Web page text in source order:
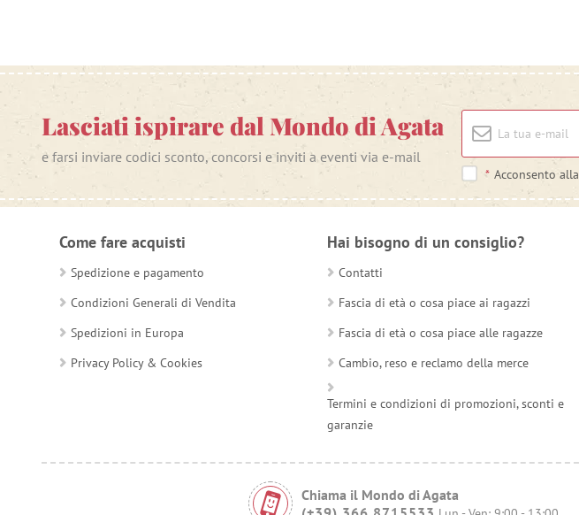
Lasciati ispirare dal Mondo di Agata
e farsi inviare codici sconto, concorsi e inviti a eventi via e-mail
* Acconsento alla
Come fare acquisti
Spedizione e pagamento
Condizioni Generali di Vendita
Spedizioni in Europa
Privacy Policy & Cookies
Hai bisogno di un consiglio?
Contatti
Fascia di età o cosa piace ai ragazzi
Fascia di età o cosa piace alle ragazze
Cambio, reso e reclamo della merce
Termini e condizioni di promozioni, sconti e
garanzie
Chiama il Mondo di Agata